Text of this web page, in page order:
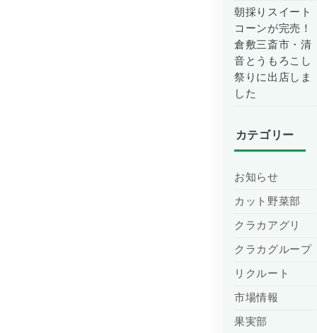
朝採りスイート
コーンが完売！
倉敷三斎市・清
音とうもろこし
祭りに出店しま
した
カテゴリー
お知らせ
カット野菜部
クラカアグリ
クラカグループ
リクルート
市場情報
果実部